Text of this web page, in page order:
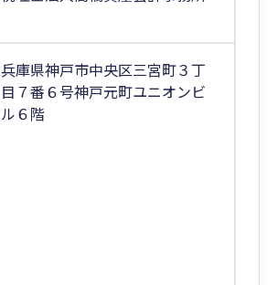
兵庫県神戸市中央区三宮町３丁
目７番６号神戸元町ユニオンビ
ル６階